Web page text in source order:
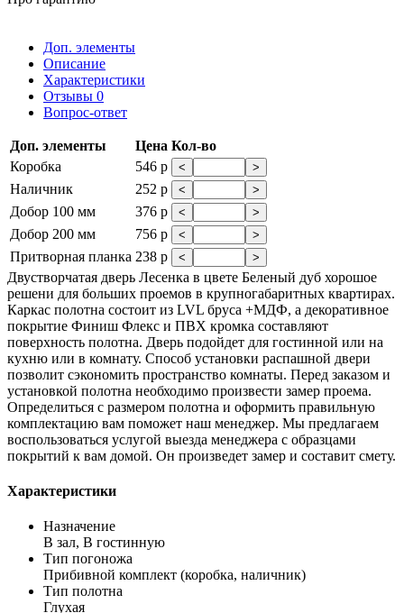
Доп. элементы
Описание
Характеристики
Отзывы 0
Вопрос-ответ
Доп. элементы Цена Кол-во
Коробка
546 р < >
Наличник 252 р < >
Добор 100 мм 376 р < >
Добор 200 мм 756 р < >
Притворная планка 238 р < >
Двустворчатая дверь Лесенка в цвете Беленый дуб хорошое
решени для больших проемов в крупногабаритных квартирах.
Каркас полотна состоит из LVL бруса +МДФ, а декоративное
покрытие Финиш Флекс и ПВХ кромка составляют
поверхность полотна. Дверь подойдет для гостинной или на
кухню или в комнату. Способ установки распашной двери
позволит сэкономить пространство комнаты. Перед заказом и
установкой полотна необходимо произвести замер проема.
Определиться с размером полотна и оформить правильную
комплектацию вам поможет наш менеджер. Мы предлагаем
воспользоваться услугой выезда менеджера с образцами
покрытий к вам домой. Он произведет замер и составит смету.
Характеристики
Назначение
В зал, В гостинную
Тип погоножа
Прибивной комплект (коробка, наличник)
Тип полотна
Глухая